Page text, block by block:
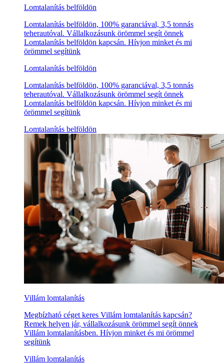
Lomtalanítás belföldön
Lomtalanítás belföldön, 100% garanciával, 3,5 tonnás
teherautóval. Vállalkozásunk örömmel segít önnek
Lomtalanítás belföldön kapcsán. Hívjon minket és mi
örömmel segítünk
Lomtalanítás belföldön
Lomtalanítás belföldön, 100% garanciával, 3,5 tonnás
teherautóval. Vállalkozásunk örömmel segít önnek
Lomtalanítás belföldön kapcsán. Hívjon minket és mi
örömmel segítünk
Lomtalanítás belföldön
Villám lomtalanítás
Megbízható céget keres Villám lomtalanítás kapcsán?
Remek helyen jár, vállalkozásunk örömmel segít önnek
Villám lomtalanításben. Hívjon minket és mi örömmel
segítünk
Villám lomtalanítás